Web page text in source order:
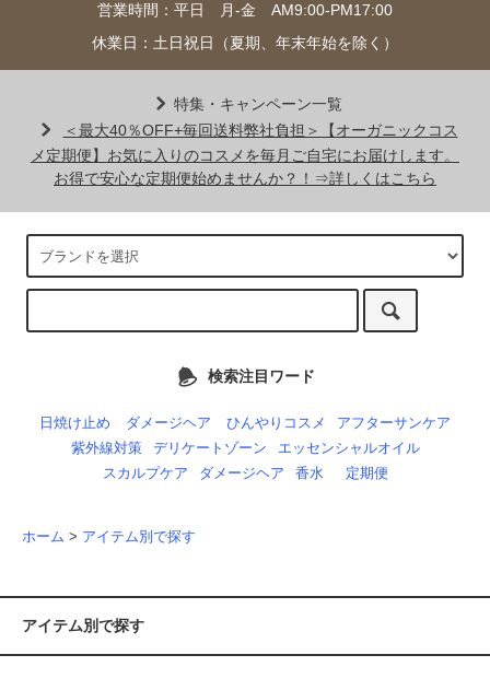
営業時間：平日 月-金 AM9:00-PM17:00
休業日：土日祝日（夏期、年末年始を除く）
特集・キャンペーン一覧
＜最大40％OFF+毎回送料弊社負担＞【オーガニックコス
メ定期便】お気に入りのコスメを毎月ご自宅にお届けします。
お得で安心な定期便始めませんか？！⇒詳しくはこちら
検索注目ワード
日焼け止め ダメージヘア ひんやりコスメ
アフターサンケア
紫外線対策
デリケートゾーン
エッセンシャルオイル
スカルプケア
ダメージヘア 香水 定期便
ホーム > アイテム別で探す
アイテム別で探す